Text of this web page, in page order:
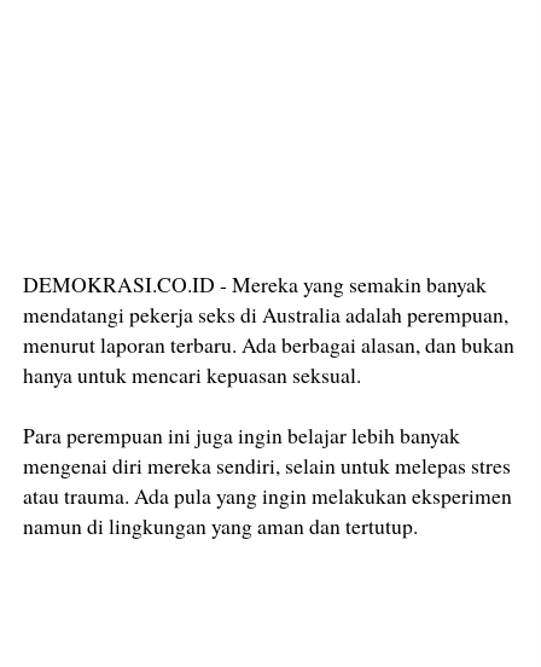
DEMOKRASI.CO.ID - Mereka yang semakin banyak
mendatangi pekerja seks di Australia adalah perempuan,
menurut laporan terbaru. Ada berbagai alasan, dan bukan
hanya untuk mencari kepuasan seksual.
Para perempuan ini juga ingin belajar lebih banyak
mengenai diri mereka sendiri, selain untuk melepas stres
atau trauma. Ada pula yang ingin melakukan eksperimen
namun di lingkungan yang aman dan tertutup.